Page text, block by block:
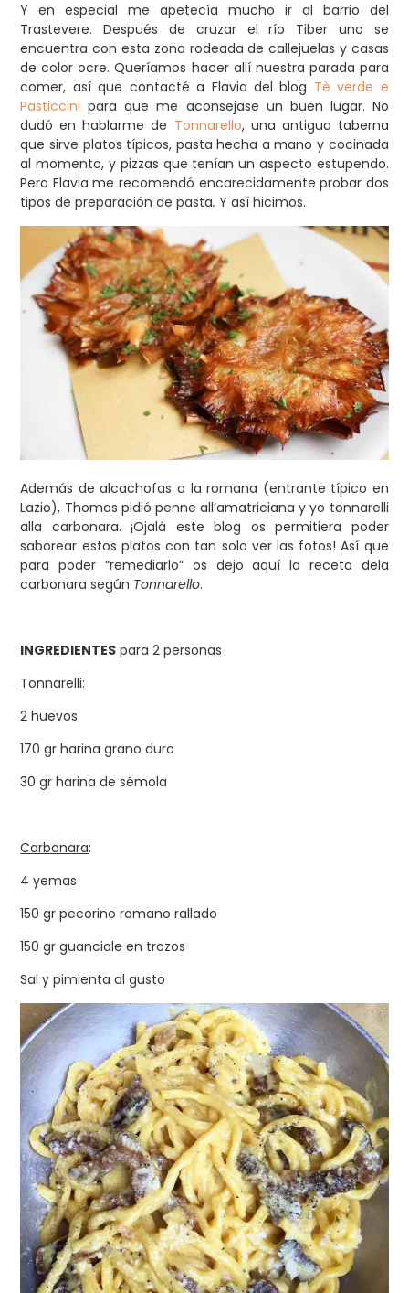
Y en especial me apetecía mucho ir al barrio del
Trastevere. Después de cruzar el río Tiber uno se
encuentra con esta zona rodeada de callejuelas y casas
de color ocre. Queríamos hacer allí nuestra parada para
comer, así que contacté a Flavia del blog Tè verde e
Pasticcini para que me aconsejase un buen lugar. No
dudó en hablarme de Tonnarello, una antigua taberna
que sirve platos típicos, pasta hecha a mano y cocinada
al momento, y pizzas que tenían un aspecto estupendo.
Pero Flavia me recomendó encarecidamente probar dos
tipos de preparación de pasta. Y así hicimos.
Además de alcachofas a la romana (entrante típico en
Lazio), Thomas pidió penne all’amatriciana y yo tonnarelli
alla carbonara. ¡Ojalá este blog os permitiera poder
saborear estos platos con tan solo ver las fotos! Así que
para poder “remediarlo” os dejo aquí la receta dela
carbonara según Tonnarello.
INGREDIENTES para 2 personas
Tonnarelli:
2 huevos
170 gr harina grano duro
30 gr harina de sémola
Carbonara:
4 yemas
150 gr pecorino romano rallado
150 gr guanciale en trozos
Sal y pimienta al gusto